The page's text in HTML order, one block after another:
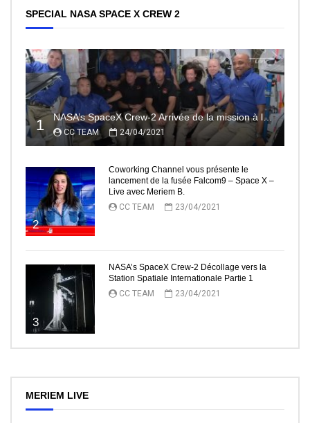
SPECIAL NASA SPACE X CREW 2
1 NASA’s SpaceX Crew-2 Arrivée de la mission à la Station Spatiale Internationale Partie2
CC TEAM 24/04/2021
2
Coworking Channel vous présente le
lancement de la fusée Falcom9 – Space X –
Live avec Meriem B.
CC TEAM
23/04/2021
3
NASA’s SpaceX Crew-2 Décollage vers la
Station Spatiale Internationale Partie 1
CC TEAM
23/04/2021
MERIEM LIVE